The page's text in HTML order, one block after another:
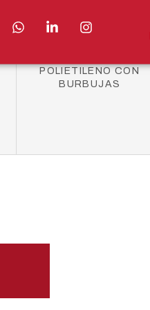
POLIETILENO CON
BURBUJAS